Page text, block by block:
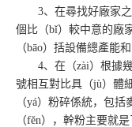
3、在尋找好廠家之
個比（bǐ）較中意的廠
（bāo）括設備總產能
4、在（zài）根據幾
號相互對比具（jù）體
（yá）粉碎係統，包
（fěn），幹粉主要就